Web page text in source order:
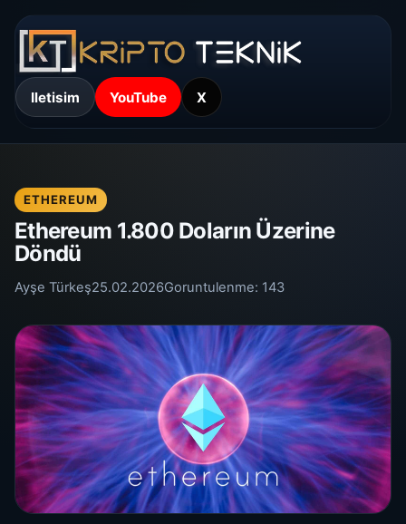
Iletisim YouTube X
ETHEREUM
Ethereum 1.800 Doların Üzerine
Döndü
Ayşe Türkeş25.02.2026Goruntulenme: 143